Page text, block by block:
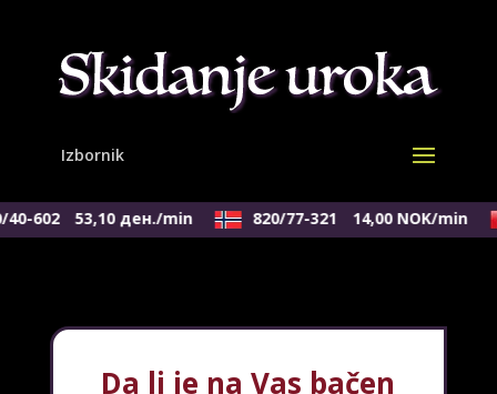
602 53,10 ден./min 820/77-321 14,00 NOK/min
Da li je na Vas bačen